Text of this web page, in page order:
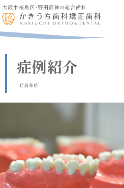
大阪市福島区・野田阪神の総合歯科
症例紹介
case